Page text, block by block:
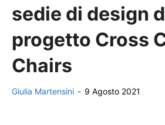
sedie di design
progetto Cross
Chairs
Giulia Martensini - 9 Agosto 2021